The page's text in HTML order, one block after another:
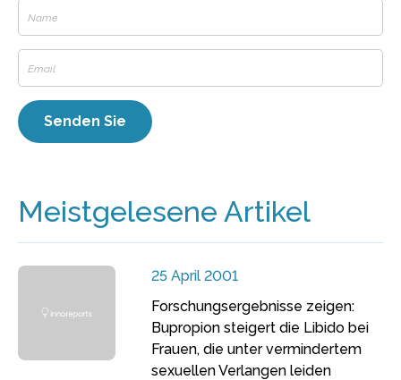
Meistgelesene Artikel
25 April 2001
Forschungsergebnisse zeigen:
Bupropion steigert die Libido bei
Frauen, die unter vermindertem
sexuellen Verlangen leiden